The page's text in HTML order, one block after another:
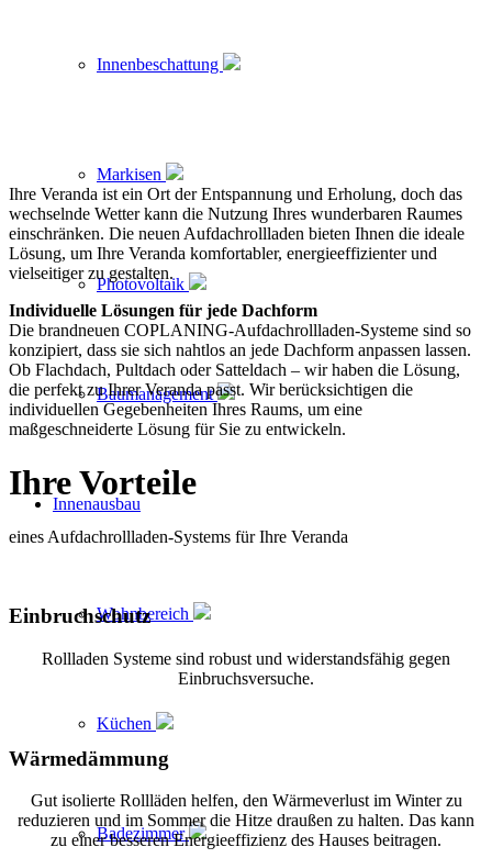
Innenbeschattung
Markisen
Photovoltaik
Baumanagement
Innenausbau
Wohnbereich
Küchen
Badezimmer
Ihre Veranda ist ein Ort der Entspannung und Erholung, doch das
wechselnde Wetter kann die Nutzung Ihres wunderbaren Raumes
einschränken. Die neuen Aufdachrollladen bieten Ihnen die ideale
Lösung, um Ihre Veranda komfortabler, energieeffizienter und
vielseitiger zu gestalten.
Individuelle Lösungen für jede Dachform
Die brandneuen COPLANING-Aufdachrollladen-Systeme sind so
konzipiert, dass sie sich nahtlos an jede Dachform anpassen lassen.
Ob Flachdach, Pultdach oder Satteldach – wir haben die Lösung,
die perfekt zu Ihrer Veranda passt. Wir berücksichtigen die
individuellen Gegebenheiten Ihres Raums, um eine
maßgeschneiderte Lösung für Sie zu entwickeln.
Ihre Vorteile
eines Aufdachrollladen-Systems für Ihre Veranda
Einbruchschutz
Rollladen Systeme sind robust und widerstandsfähig gegen
Einbruchsversuche.
Wärmedämmung
Gut isolierte Rollläden helfen, den Wärmeverlust im Winter zu
reduzieren und im Sommer die Hitze draußen zu halten. Das kann
zu einer besseren Energieeffizienz des Hauses beitragen.